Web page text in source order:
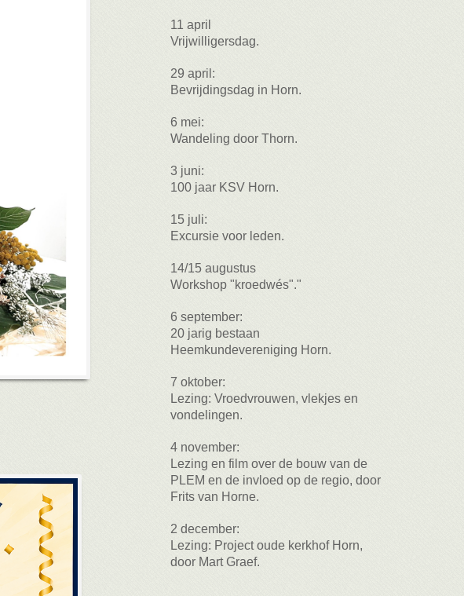
11 april
Vrijwilligersdag.
29 april:
Bevrijdingsdag in Horn.
6 mei:
Wandeling door Thorn.
3 juni:
100 jaar KSV Horn.
15 juli:
Excursie voor leden.
14/15 augustus
Workshop "kroedwés"."
6 september:
20 jarig bestaan
Heemkundevereniging Horn.
7 oktober:
Lezing: Vroedvrouwen, vlekjes en
vondelingen.
4 november:
Lezing en film over de bouw van de
PLEM en de invloed op de regio, door
Frits van Horne.
2 december:
Lezing: Project oude kerkhof Horn,
door Mart Graef.